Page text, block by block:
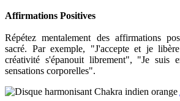
Affirmations Positives
Répétez mentalement des affirmations
sacré. Par exemple, "J'accepte et je
créativité s'épanouit librement", "Je suis
sensations corporelles".